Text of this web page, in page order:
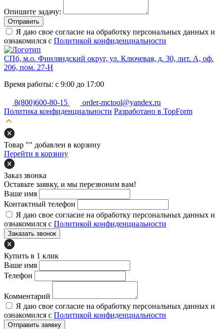
Опишите задачу:
Отправить
Я даю свое согласие на обработку персональных данных и
ознакомился с Политикой конфиденциальности
СПб, м.о. Финляндский округ, ул. Ключевая, д. 30, лит. А, оф.
206, пом. 27-Н
Время работы: с 9:00 до 17:00
8(800)600-80-15
order-mctool@yandex.ru
Политика конфиденциальности Разработано в TopForm
Товар "" добавлен в корзину
Перейти в корзину
Заказ звонка
Оставьте заявку, и мы перезвоним вам!
Ваше имя
Контактный телефон
Я даю свое согласие на обработку персональных данных и
ознакомился с Политикой конфиденциальности
Заказать звонок
Купить в 1 клик
Ваше имя
Телефон
Комментарий
Я даю свое согласие на обработку персональных данных и
ознакомился с Политикой конфиденциальности
Отправить заявку